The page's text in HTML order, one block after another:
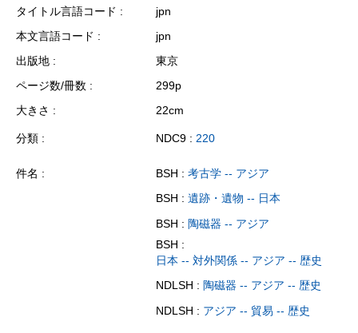
タイトル言語コード
jpn
本文言語コード
jpn
出版地
東京
ページ数/冊数
299p
大きさ
22cm
分類 NDC9 : 220
件名 BSH : 考古学 -- アジア
BSH : 遺跡・遺物 -- 日本
BSH : 陶磁器 -- アジア
BSH :
日本 -- 対外関係 -- アジア -- 歴史
NDLSH : 陶磁器 -- アジア -- 歴史
NDLSH : アジア -- 貿易 -- 歴史